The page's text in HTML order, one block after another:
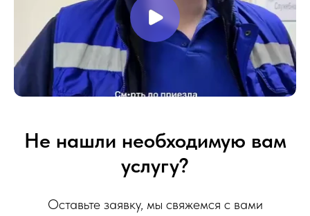
Не нашли необходимую вам
услугу?
Оставьте заявку, мы свяжемся с вами